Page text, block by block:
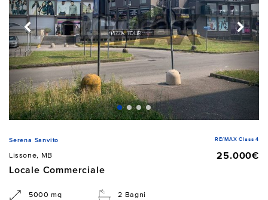
Serena Sanvito RE/MAX Class 4
Lissone, MB
25.000€
Locale Commerciale
5000 mq 2 Bagni